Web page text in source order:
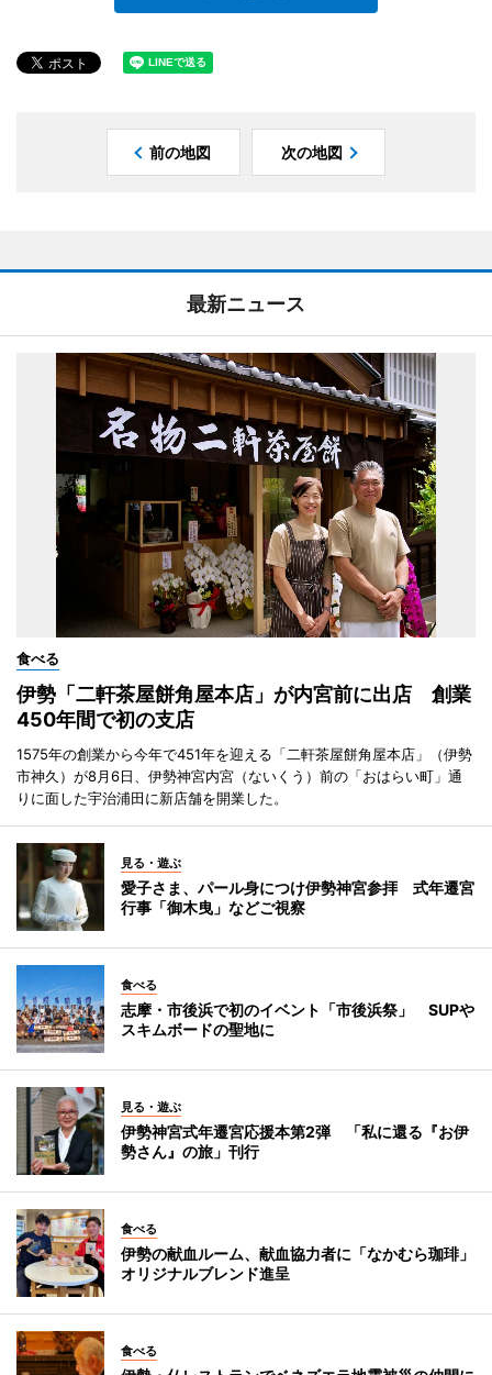
前の地図 次の地図
最新ニュース
食べる
伊勢「二軒茶屋餅角屋本店」が内宮前に出店 創業
450年間で初の支店
1575年の創業から今年で451年を迎える「二軒茶屋餅角屋本店」（伊勢
市神久）が8月6日、伊勢神宮内宮（ないくう）前の「おはらい町」通
りに面した宇治浦田に新店舗を開業した。
見る・遊ぶ
愛子さま、パール身につけ伊勢神宮参拝 式年遷宮
行事「御木曳」などご視察
食べる
志摩・市後浜で初のイベント「市後浜祭」 SUPや
スキムボードの聖地に
見る・遊ぶ
伊勢神宮式年遷宮応援本第2弾 「私に還る『お伊
勢さん』の旅」刊行
食べる
伊勢の献血ルーム、献血協力者に「なかむら珈琲」
オリジナルブレンド進呈
食べる